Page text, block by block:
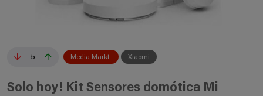
5 Media Markt Xiaomi
Solo hoy! Kit Sensores domótica Mi